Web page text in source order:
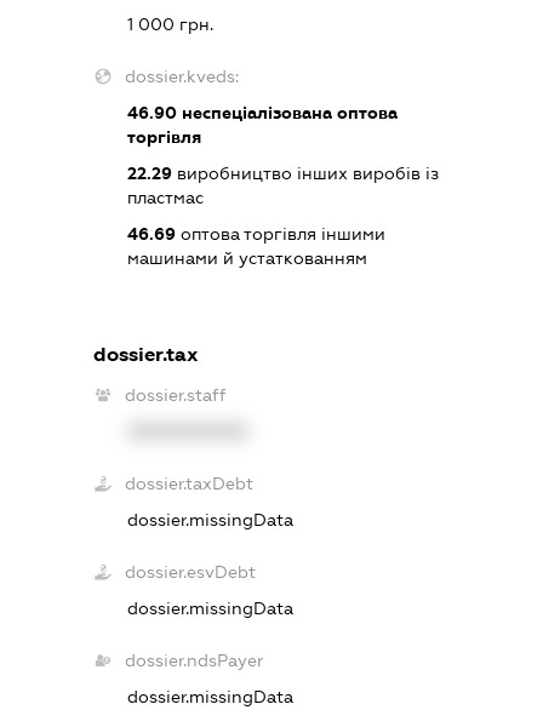
1 000 грн.
dossier.kveds:
46.90неспеціалізована оптова
торгівля
22.29виробництво інших виробів із
пластмас
46.69оптова торгівля іншими
машинами й устаткованням
dossier.tax
dossier.staff
dossier.taxDebt
dossier.missingData
dossier.esvDebt
dossier.missingData
dossier.ndsPayer
dossier.missingData